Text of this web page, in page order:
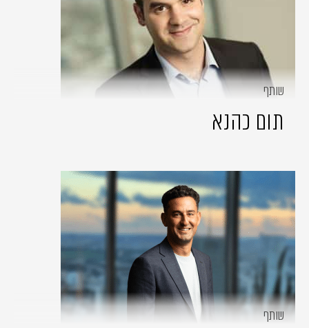
שותף
תום כהנא
שותף